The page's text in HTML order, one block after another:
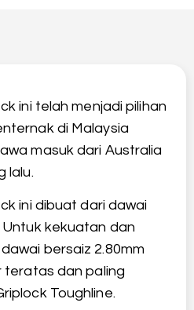
ini telah menjadi pilihan
di Malaysia
masuk dari Australia
lalu.
ini dibuat dari dawai
Untuk kekuatan dan
bersaiz 2.80mm
teratas dan paling
Toughline.